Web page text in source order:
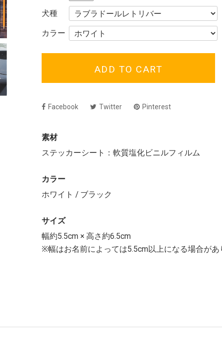
る」にチェック
指定ください。
複数種類の商品
指定くださいま
犬種
カラー
Facebook Twitter Pinterest
素材
ステッカーシート：軟質塩化ビニルフィルム
カラー
ホワイト / ブラック
サイズ
幅約5.5cm × 高さ約6.5cm
※幅はお名前によっては5.5cm以上になる場合があ